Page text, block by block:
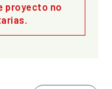
proyecto no